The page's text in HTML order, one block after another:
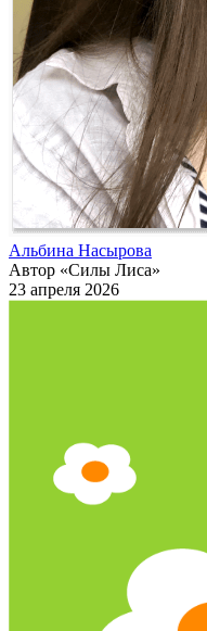
Альбина Насырова
Автор «Силы Лиса»
23 апреля 2026